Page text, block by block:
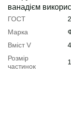
ванадієм
ГОСТ
Марка
Вміст V
Розмір
частинок